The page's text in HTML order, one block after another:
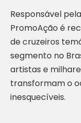
Responsável
PromoAção é
de cruzeiros
segmento no
artistas e
transformam o
inesquecíveis.